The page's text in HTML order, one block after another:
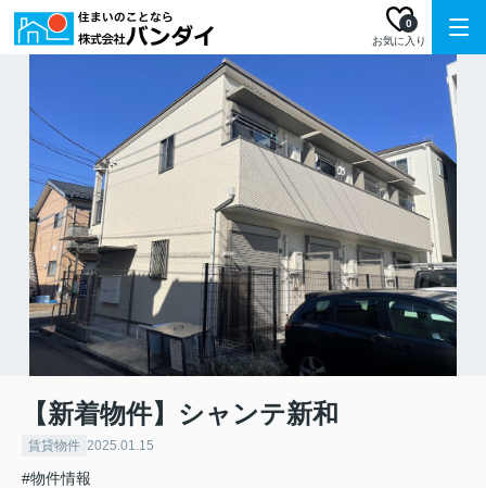
お気に入り
0
【新着物件】シャンテ新和
賃貸物件 2025.01.15
#物件情報